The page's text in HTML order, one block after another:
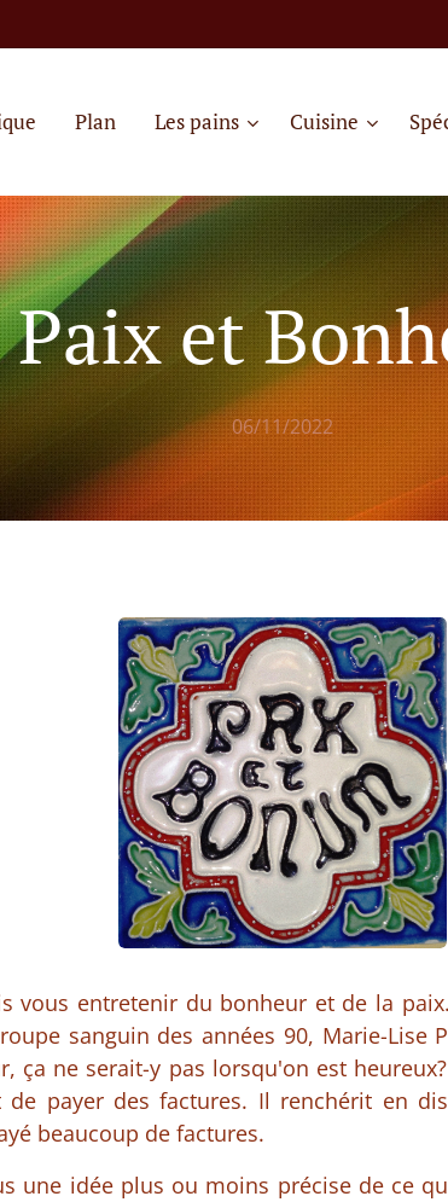
Plan Les pains Cuisine
Paix et
06/11/2022
vous entretenir du bonheur et de la
sanguin des années 90, Marie-Lise
ça ne serait-y pas lorsqu'on est
de payer des factures. Il renchérit en
beaucoup de factures.
une idée plus ou moins précise de ce